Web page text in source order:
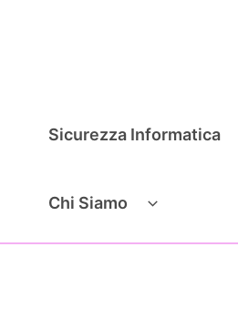
Sicurezza Informatica
Chi Siamo